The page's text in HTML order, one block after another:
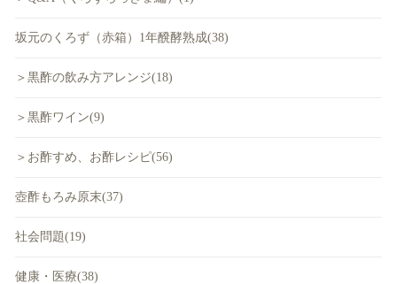
坂元のくろず（赤箱）1年醗酵熟成(38)
＞黒酢の飲み方アレンジ(18)
＞黒酢ワイン(9)
＞お酢すめ、お酢レシピ(56)
壺酢もろみ原末(37)
社会問題(19)
健康・医療(38)